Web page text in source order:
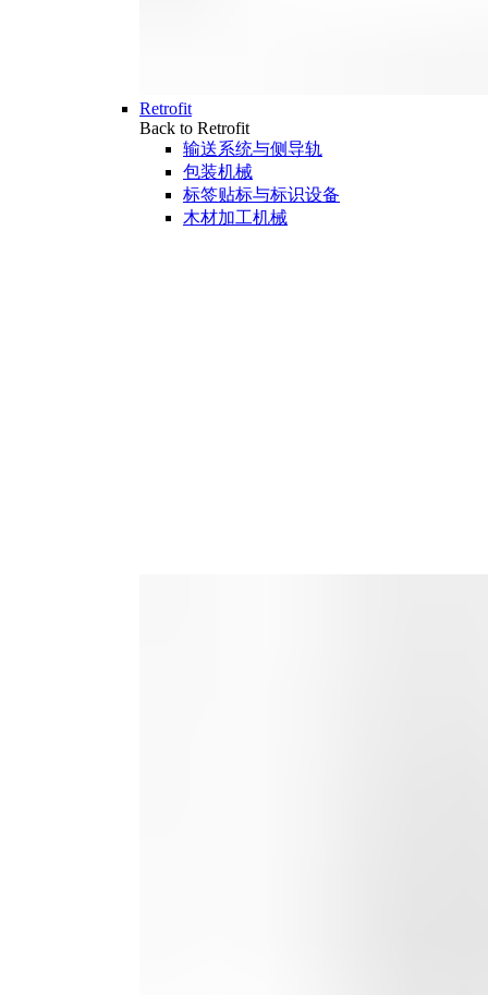
Retrofit
Back to Retrofit
输送系统与侧导轨
包装机械
标签贴标与标识设备
木材加工机械